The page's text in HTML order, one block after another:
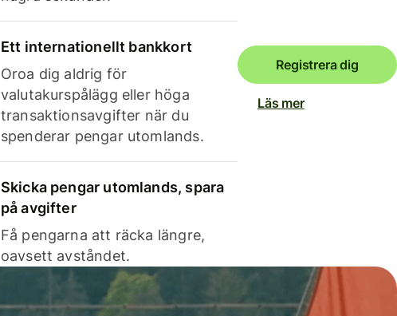
Ett internationellt bankkort
Oroa dig aldrig för
valutakurspålägg eller höga
transaktionsavgifter när du
spenderar pengar utomlands.
Skicka pengar utomlands, spara
på avgifter
Få pengarna att räcka längre,
oavsett avståndet.
Registrera dig
Läs mer